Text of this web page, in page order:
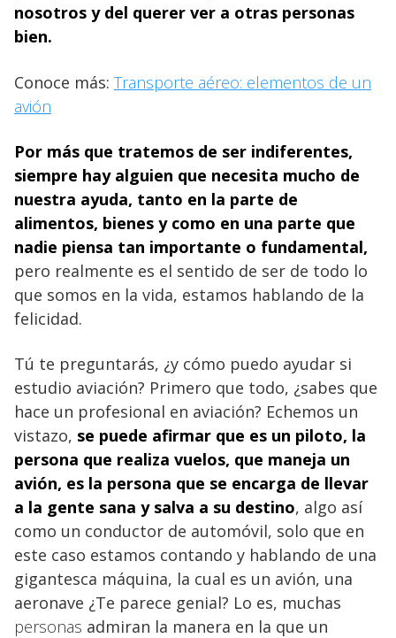
nosotros y del querer ver a otras personas
bien.
Conoce más: Transporte aéreo: elementos de un
avión
Por más que tratemos de ser indiferentes,
siempre hay alguien que necesita mucho de
nuestra ayuda, tanto en la parte de
alimentos, bienes y como en una parte que
nadie piensa tan importante o fundamental,
pero realmente es el sentido de ser de todo lo
que somos en la vida, estamos hablando de la
felicidad.
Tú te preguntarás, ¿y cómo puedo ayudar si
estudio aviación? Primero que todo, ¿sabes que
hace un profesional en aviación? Echemos un
vistazo, se puede afirmar que es un piloto, la
persona que realiza vuelos, que maneja un
avión, es la persona que se encarga de llevar
a la gente sana y salva a su destino, algo así
como un conductor de automóvil, solo que en
este caso estamos contando y hablando de una
gigantesca máquina, la cual es un avión, una
aeronave ¿Te parece genial? Lo es, muchas
personas admiran la manera en la que un